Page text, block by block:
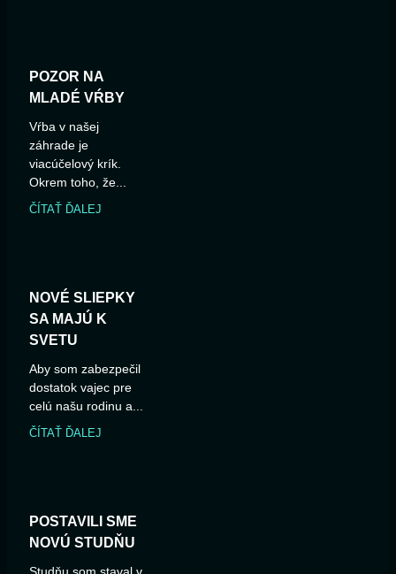
POZOR NA
MLADÉ VŔBY
Vŕba v našej
záhrade je
viacúčelový krík.
Okrem toho, že...
ČÍTAŤ ĎALEJ
NOVÉ SLIEPKY
SA MAJÚ K
SVETU
Aby som zabezpečil
dostatok vajec pre
celú našu rodinu a...
ČÍTAŤ ĎALEJ
POSTAVILI SME
NOVÚ STUDŇU
Studňu som staval v